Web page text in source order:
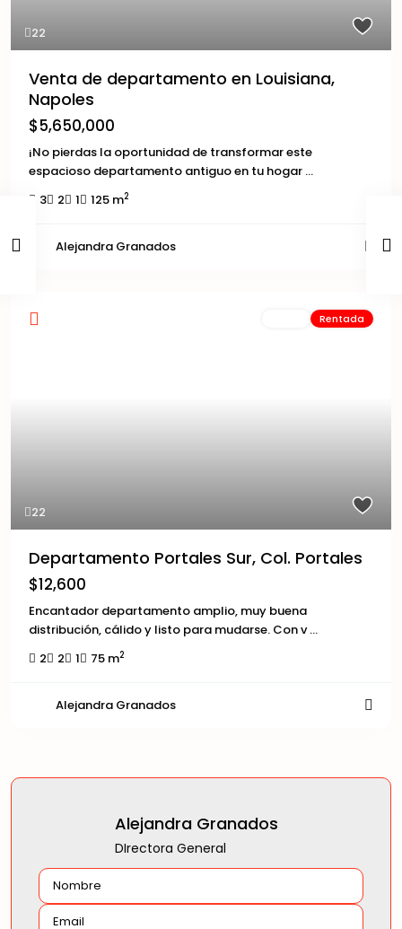
22
Venta de departamento en Louisiana,
Napoles
$5,650,000
¡No pierdas la oportunidad de transformar este
espacioso departamento antiguo en tu hogar ...
3
2 1 125 m2
Alejandra Granados
22
Rentada
Departamento Portales Sur, Col. Portales
$12,600
Encantador departamento amplio, muy buena
distribución, cálido y listo para mudarse. Con v...
2
2 1 75 m2
Alejandra Granados
Alejandra Granados
DIrectora General